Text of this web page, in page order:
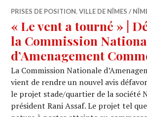
PRISES DE POSITION,VILLE DE NÎMES /
« Le vent a tourné » |
la Commission
d’Amenagement
La Commission Nationale
vient de rendre un nouvel avis
le projet stade/quartier de la société
président Rani Assaf. Le projet tel